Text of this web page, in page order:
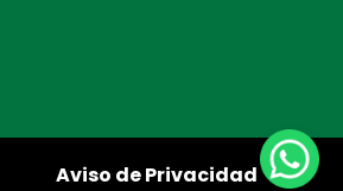
Aviso de Privacidad